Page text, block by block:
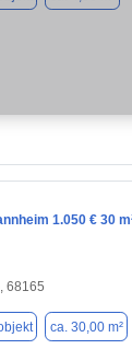
1.050 € 30
68165
ca. 30,00 m²